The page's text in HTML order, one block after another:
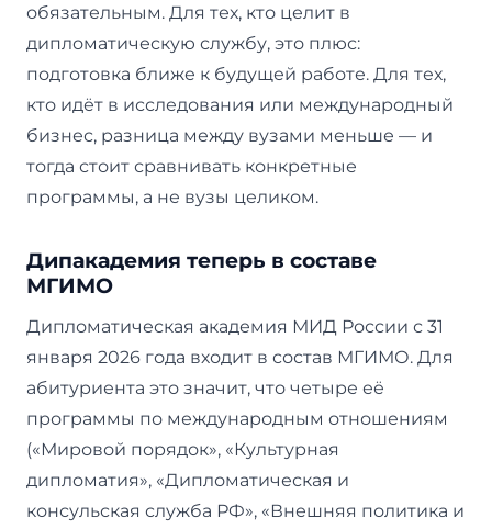
обязательным. Для тех, кто целит в
дипломатическую службу, это плюс:
подготовка ближе к будущей работе. Для тех,
кто идёт в исследования или международный
бизнес, разница между вузами меньше — и
тогда стоит сравнивать конкретные
программы, а не вузы целиком.
Дипакадемия теперь в составе
МГИМО
Дипломатическая академия МИД России с 31
января 2026 года входит в состав МГИМО. Для
абитуриента это значит, что четыре её
программы по международным отношениям
(«Мировой порядок», «Культурная
дипломатия», «Дипломатическая и
консульская служба РФ», «Внешняя политика и